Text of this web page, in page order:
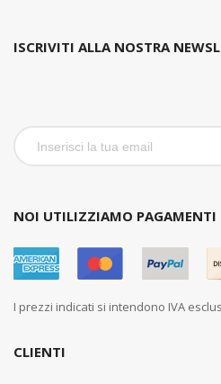
ISCRIVITI ALLA NOSTRA
NOI UTILIZZIAMO PAGAMENTI
I prezzi indicati si intendono IVA
CLIENTI